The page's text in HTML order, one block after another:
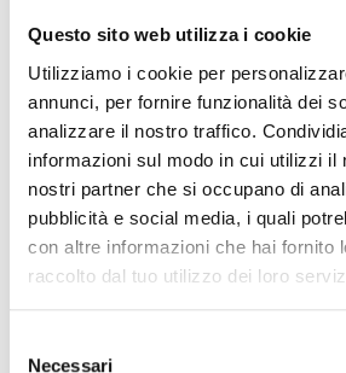
Questo sito web utilizza i cookie
Utilizziamo i cookie per
annunci, per fornire funzionalità dei
analizzare il nostro traffico.
informazioni sul modo in cui utilizzi il
nostri partner che si occupano di
pubblicità e social media, i quali
con altre informazioni che hai fornito
raccolto dal tuo utilizzo dei loro
Necessari
Website
http://www.osteriavegia.it/
Social
Facebook